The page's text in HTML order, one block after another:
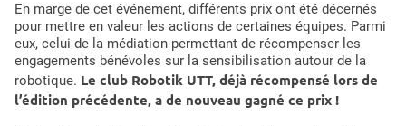
En marge de cet événement, différents prix ont été décernés
pour mettre en valeur les actions de certaines équipes. Parmi
eux, celui de la médiation permettant de récompenser les
engagements bénévoles sur la sensibilisation autour de la
robotique. Le club Robotik UTT, déjà récompensé lors de
l’édition précédente, a de nouveau gagné ce prix !